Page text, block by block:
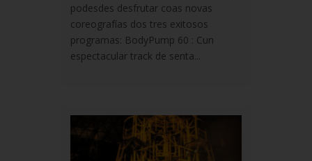
podesdes desfrutar coas novas
coreografías dos tres exitosos
programas: BodyPump 60 : Cun
espectacular track de senta...